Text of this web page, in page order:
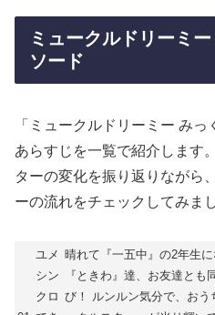
ミュークルドリーミ
ソード
「ミュークルドリーミー み
あらすじを一覧で紹介します
ターの変化を振り返りながら
ーの流れをチェックしてみま
ユメ
シン
クロ
晴れて『一五中』の2年生
『ときわ』達、お友達と
び！ ルンルン気分で、おう